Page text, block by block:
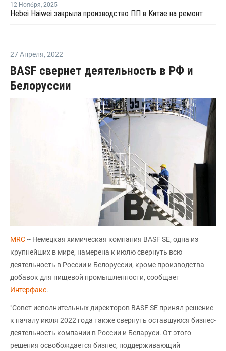
12 Ноября, 2025
Hebei Haiwei закрыла производство ПП в Китае на ремонт
27 Апреля, 2022
BASF свернет деятельность в РФ и
Белоруссии
MRC-- Немецкая химическая компания BASF SE, одна из
крупнейших в мире, намерена к июлю свернуть всю
деятельность в России и Белоруссии, кроме производства
добавок для пищевой промышленности, сообщает
Интерфакс.
"Совет исполнительных директоров BASF SE принял решение
к началу июля 2022 года также свернуть оставшуюся бизнес-
деятельность компании в России и Беларуси. От этого
решения освобождается бизнес, поддерживающий